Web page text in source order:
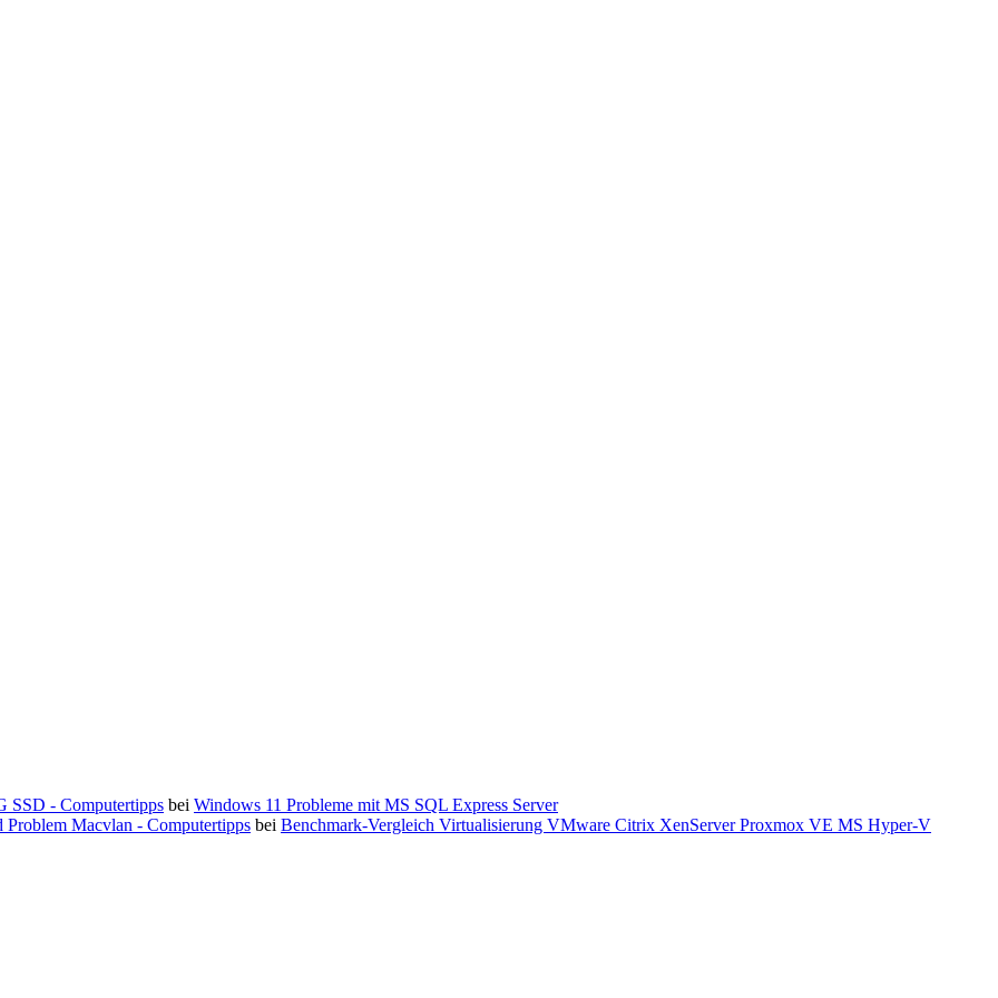
SSD - Computertipps bei Windows 11 Probleme mit MS SQL Express Server
Macvlan - Computertipps bei Benchmark-Vergleich Virtualisierung VMware Citrix XenServer Proxmox VE MS Hyper-V